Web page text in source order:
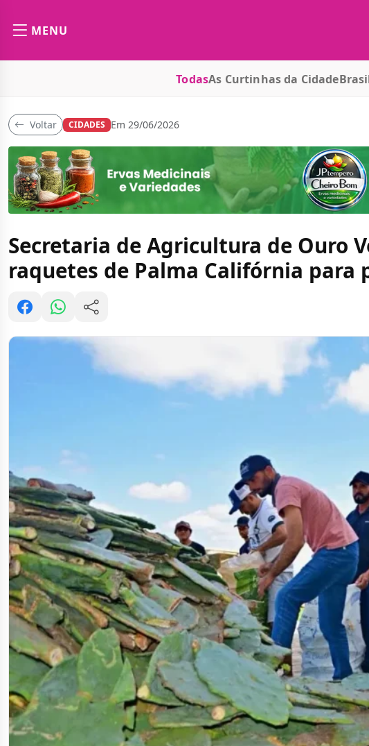
MENU
TodasAs Curtinhas da Cidade
Voltar CIDADES Em 29/06/2026
Secretaria de Agricultura de Ouro
raquetes de Palma Califórnia para